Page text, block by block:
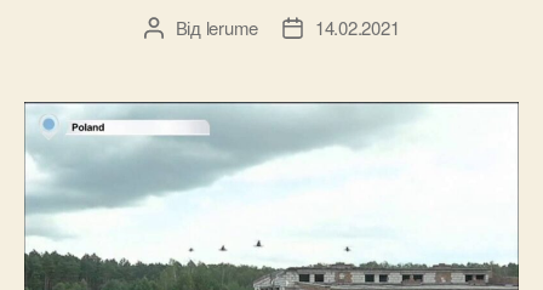
Автор
Від lerume
Дата14.02.2021